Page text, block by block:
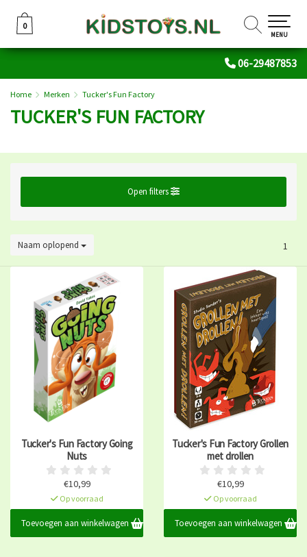
06-29487853
0
0
MENU
Home Merken Tucker's Fun Factory
TUCKER'S FUN FACTORY
Open filters
Naam oplopend 1
Tucker's Fun Factory Going
Nuts
€10,99
Op voorraad
Toevoegen aan winkelwagen
Tucker's Fun Factory Grollen
met drollen
€10,99
Op voorraad
Toevoegen aan winkelwagen